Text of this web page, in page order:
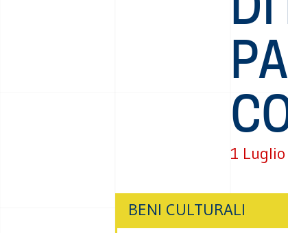
1
BENI CULTURALI